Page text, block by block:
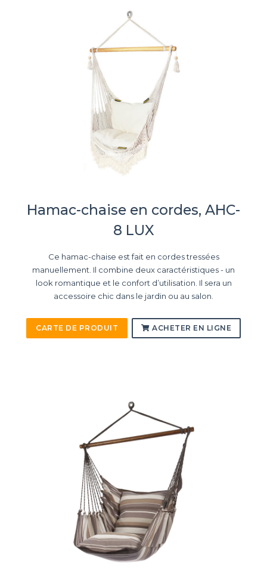
Hamac-chaise en cordes, AHC-
8 LUX
Ce hamac-chaise est fait en cordes tressées
manuellement. Il combine deux caractéristiques - un
look romantique et le confort d’utilisation. Il sera un
accessoire chic dans le jardin ou au salon.
CARTE DE PRODUIT ACHETER EN LIGNE